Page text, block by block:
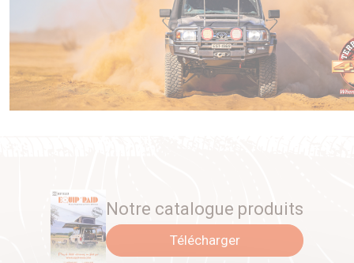
Notre catalogue produits
Télécharger